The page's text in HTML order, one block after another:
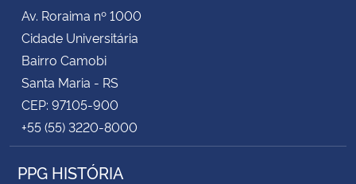
Av. Roraima nº 1000
Cidade Universitária
Bairro Camobi
Santa Maria - RS
CEP: 97105-900
+55 (55) 3220-8000
PPG HISTÓRIA